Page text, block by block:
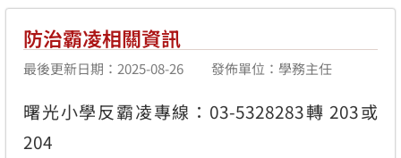
防治霸凌相關資訊
最後更新日期：2025-08-26 發佈單位：學務主任
曙光小學反霸凌專線：03-5328283轉 203或
204